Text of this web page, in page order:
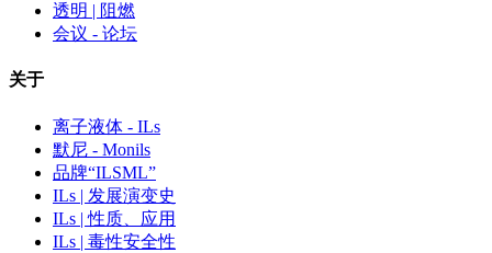
透明 | 阻燃
会议 - 论坛
关于
离子液体 - ILs
默尼 - Monils
品牌“ILSML”
ILs | 发展演变史
ILs | 性质、应用
ILs | 毒性安全性